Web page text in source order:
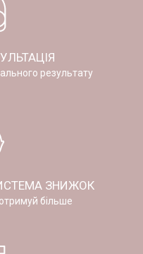
результату
ЗНИЖОК
більше